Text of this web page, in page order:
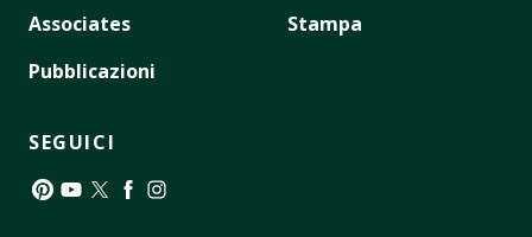
Associates
Pubblicazioni
Stampa
SEGUICI